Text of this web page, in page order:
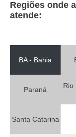
Regiões onde
atende:
BA - Bahia
Paraná
Rio
Santa Catarina